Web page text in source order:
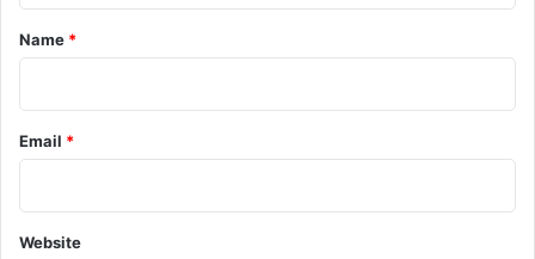
*
Name *
Email *
Website